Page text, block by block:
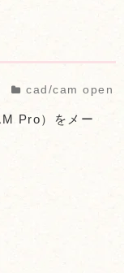
cad/cam open
Pro）をメー